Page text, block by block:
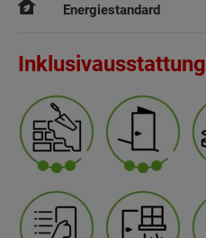
Energiestandard
Inklusivausstattung